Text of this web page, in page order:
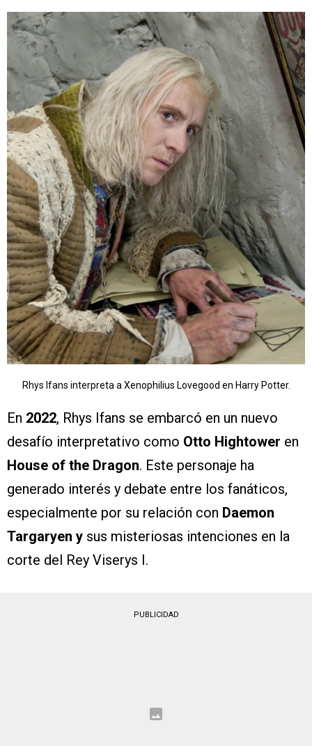
Rhys Ifans interpreta a Xenophilius Lovegood en Harry Potter.
En 2022, Rhys Ifans se embarcó en un nuevo
desafío interpretativo como Otto Hightower en
House of the Dragon. Este personaje ha
generado interés y debate entre los fanáticos,
especialmente por su relación con Daemon
Targaryen y sus misteriosas intenciones en la
corte del Rey Viserys I.
PUBLICIDAD